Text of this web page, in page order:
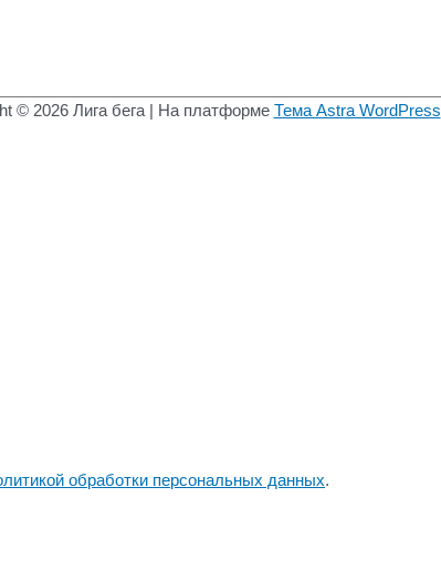
© 2026 Лига бега| На платформе Тема Astra WordPress
обработки персональных данных.